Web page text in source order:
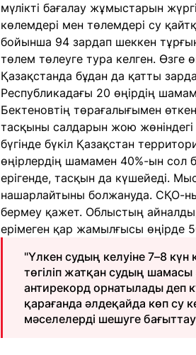
мүлікті бағалау жұмыстарын
көлемдері мен төлемдері су
бойынша 94 зардап шеккен
төлем төлеуге тура келген. Өзге
Қазақстанда бұдан да қатты
Республикадағы 20 өңірдің
Бектеновтің төрағалығымен
тасқыны салдарын жою
бүгінде бүкіл Қазақстан
өңірлердің шамамен 40%-ын сол
ерігенде, тасқын да күшейеді.
нашарлайтыны болжануда. СҚО-
бермеу қажет. Облыстың
ерімеген қар жамылғысы өңірде
"Үлкен судың келуіне 7–8
төгіліп жатқан судың
антирекорд орнатылады деп
қарағанда әлдеқайда көп су
мәселелерді шешуге